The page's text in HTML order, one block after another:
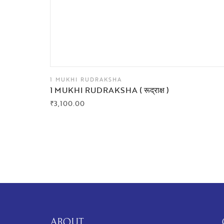
1 MUKHI RUDRAKSHA
1 MUKHI RUDRAKSHA ( रूद्राक्ष )
₹3,100.00